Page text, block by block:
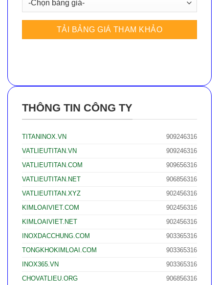
THÔNG TIN CÔNG TY
TITANINOX.VN
909246316
VATLIEUTITAN.VN
909246316
VATLIEUTITAN.COM
909656316
VATLIEUTITAN.NET
906856316
VATLIEUTITAN.XYZ
902456316
KIMLOAIVIET.COM
902456316
KIMLOAIVIET.NET
902456316
INOXDACCHUNG.COM
903365316
TONGKHOKIMLOAI.COM
903365316
INOX365.VN
903365316
CHOVATLIEU.ORG
906856316